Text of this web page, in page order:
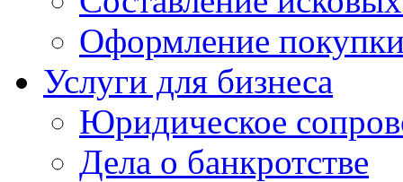
Оформление
Услуги для бизнеса
Юридическое
Дела о банкротстве